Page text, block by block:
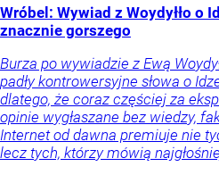
Wróbel: Wywiad z Woydyłło o
znacznie gorszego
Burza po wywiadzie z Ewą
padły kontrowersyjne słowa o
dlatego, że coraz częściej za
opinie wygłaszane bez wiedzy,
Internet od dawna premiuje nie
lecz tych, którzy mówią